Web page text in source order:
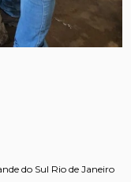
do Sul Rio de Janeiro